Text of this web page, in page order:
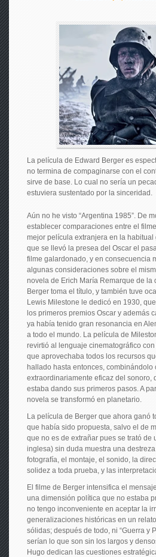
La película de Edward Berger es
no termina de compaginarse con el
sirve de base. Lo cual no sería un
estuviera sustentado por la sinceridad.
Aún no he visto “Argentina 1985”. De
establecer comparaciones entre el
mejor película extranjera en la habitual
que se llevó la presea del Oscar el
filme galardonado, y en consecuencia
algunas consideraciones sobre el
novela de Erich María Remarque de la
Berger toma el título, y también tuve
Lewis Milestone le dedicó en 1930,
los primeros premios Oscar y además
ya había tenido gran resonancia en
a todo el mundo. La película de
revirtió al lenguaje cinematográfico
que aprovechaba todos los recursos
hallado hasta entonces, combinándolo
extraordinariamente eficaz del sonoro,
estaba dando sus primeros pasos. A
novela se transformó en planetario.
La película de Berger que ahora ganó
que había sido propuesta, salvo el de
que no es de extrañar pues se trató de
inglesa) sin duda muestra una
fotografía, el montaje, el sonido, la
solidez a toda prueba, y las
El filme de Berger intensifica el
una dimensión política que no estaba
no tengo inconveniente en aceptar la
generalizaciones históricas en un
sólidas; después de todo, ni “Guerra y
serían lo que son sin los largos y
Hugo dedican las cuestiones